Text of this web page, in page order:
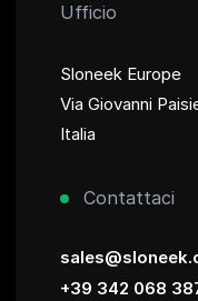
Ufficio
Sloneek Europe
Via Giovanni
Italia
Contattaci
+39 342 068